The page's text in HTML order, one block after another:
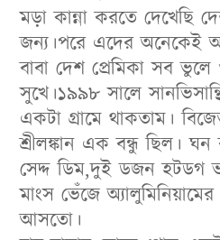
মড়া কান্না করতে দেখেছি
জন্য।পরে এদের অনেকেই
বাবা দেশ প্রেমিকা সব
সুখে।১৯৯৮ সালে
একটা গ্রামে থাকতাম।
শ্রীলঙ্কান এক বন্ধু ছিল।
সেদ্দ ডিম,দুই ডজন হটডগ
মাংস ভেঁজে
আসতো।